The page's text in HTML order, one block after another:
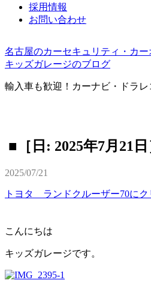
採用情報
お問い合わせ
名古屋のカーセキュリティ・カ
キッズガレージのブログ
輸入車も歓迎！カーナビ・ドラ
■［日: 2025年7月21
2025/07/21
トヨタ ランドクルーザー70にク
こんにちは
キッズガレージです。